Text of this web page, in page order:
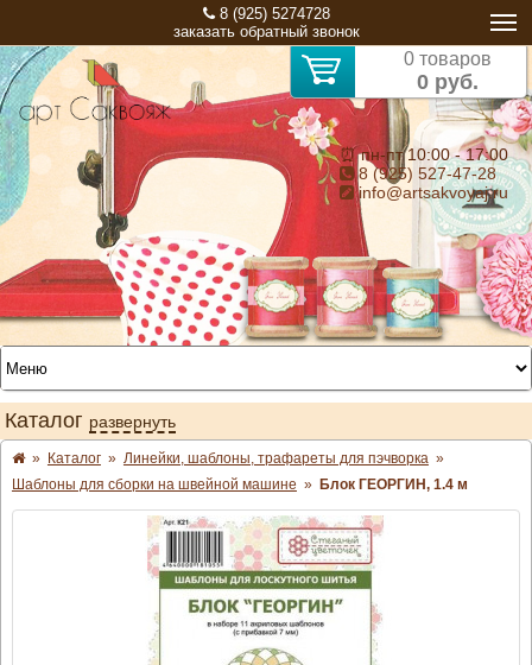
8 (925) 5274728
заказать обратный звонок
0 товаров
0 руб.
⏰ пн-пт 10:00 - 17:00
8 (925) 527-47-28
info@artsakvoyaj.ru
Каталог развернуть
» Каталог » Линейки, шаблоны, трафареты для пэчворка »
Шаблоны для сборки на швейной машине » Блок ГЕОРГИН, 1.4 м